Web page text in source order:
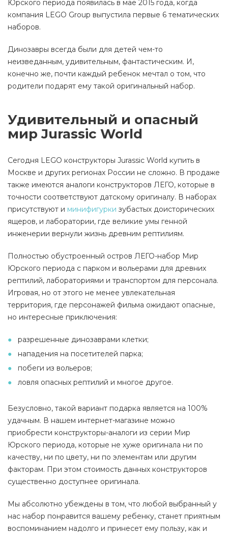
Юрского периода появилась в мае 2015 года, когда
компания LEGO Group выпустила первые 6 тематических
наборов.
Динозавры всегда были для детей чем-то
неизведанным, удивительным, фантастическим. И,
конечно же, почти каждый ребенок мечтал о том, что
родители подарят ему такой оригинальный набор.
Удивительный и опасный
мир Jurassic World
Сегодня LEGO конструкторы Jurassic World купить в
Москве и других регионах России не сложно. В продаже
также имеются аналоги конструкторов ЛЕГО, которые в
точности соответствуют датскому оригиналу. В наборах
присутствуют и минифигурки зубастых доисторических
ящеров, и лаборатории, где великие умы генной
инженерии вернули жизнь древним рептилиям.
Полностью обустроенный остров ЛЕГО-набор Мир
Юрского периода с парком и вольерами для древних
рептилий, лабораториями и транспортом для персонала.
Игровая, но от этого не менее увлекательная
территория, где персонажей фильма ожидают опасные,
но интересные приключения:
разрешенные динозаврами клетки;
нападения на посетителей парка;
побеги из вольеров;
ловля опасных рептилий и многое другое.
Безусловно, такой вариант подарка является на 100%
удачным. В нашем интернет-магазине можно
приобрести конструкторы-аналоги из серии Мир
Юрского периода, которые не хуже оригинала ни по
качеству, ни по цвету, ни по элементам или другим
факторам. При этом стоимость данных конструкторов
существенно доступнее оригинала.
Мы абсолютно убеждены в том, что любой выбранный у
нас набор понравится вашему ребенку, станет приятным
воспоминанием надолго и принесет ему пользу, как и